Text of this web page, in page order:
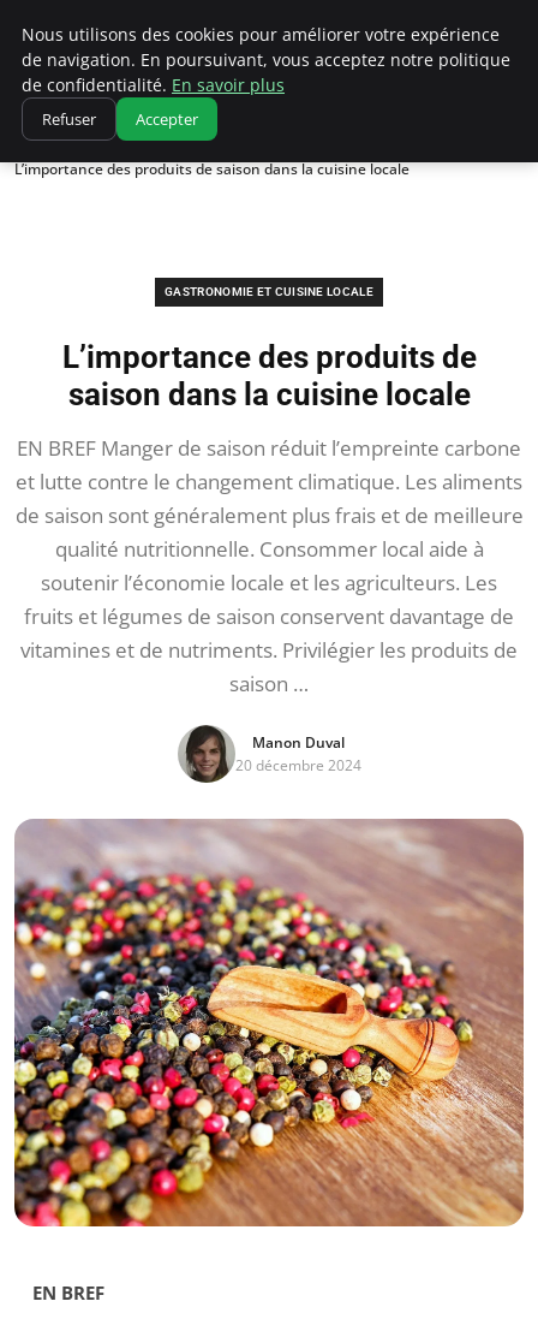
Correze Co
Accueil
Gastronomie et cuisine locale
L’importance des produits de saison dans la cuisine locale
GASTRONOMIE ET CUISINE LOCALE
L’importance des produits de
saison dans la cuisine locale
EN BREF Manger de saison réduit l’empreinte carbone
et lutte contre le changement climatique. Les aliments
de saison sont généralement plus frais et de meilleure
qualité nutritionnelle. Consommer local aide à
soutenir l’économie locale et les agriculteurs. Les
fruits et légumes de saison conservent davantage de
vitamines et de nutriments. Privilégier les produits de
saison …
Manon Duval
20 décembre 2024
EN BREF
Nous utilisons des cookies pour améliorer votre expérience
de navigation. En poursuivant, vous acceptez notre politique
de confidentialité. En savoir plus
Refuser Accepter